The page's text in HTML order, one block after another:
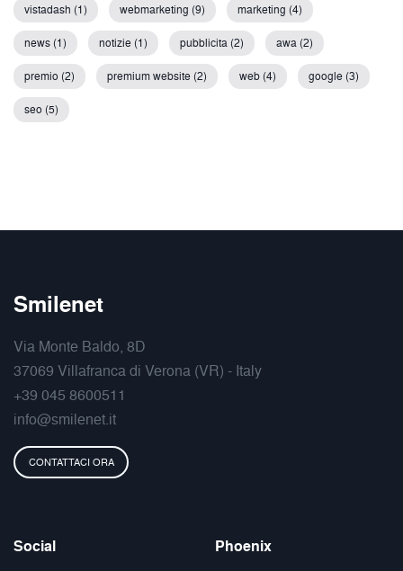
vistadash (1) webmarketing (9) marketing (4)
news (1) notizie (1) pubblicita (2) awa (2)
premio (2) premium website (2) web (4) google (3)
seo (5)
Smilenet
Via Monte Baldo, 8D
37069 Villafranca di Verona (VR) - Italy
+39 045 8600511
info@smilenet.it
CONTATTACI ORA
Social Phoenix